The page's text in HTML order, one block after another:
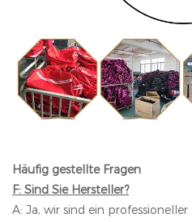
Häufig gestellte Fragen
F: Sind Sie Hersteller?
A: Ja, wir sind ein